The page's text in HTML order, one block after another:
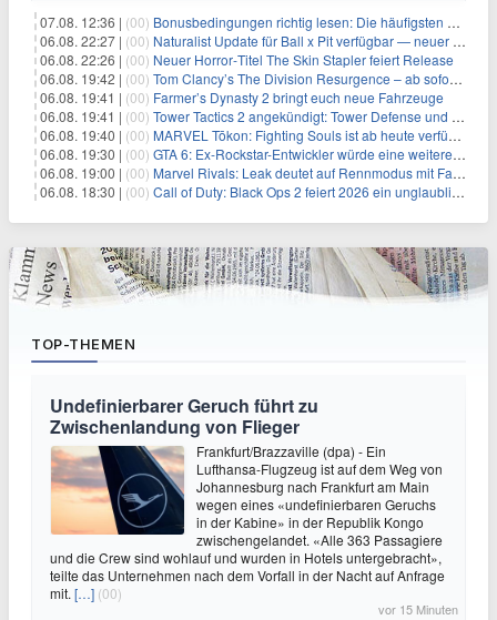
07.08. 12:36 | (00) Bonusbedingungen richtig lesen: Die häufigsten Stolperfallen
06.08. 22:27 | (00) Naturalist Update für Ball x Pit verfügbar — neuer Content auf allen Plattformen
06.08. 22:26 | (00) Neuer Horror‑Titel The Skin Stapler feiert Release
06.08. 19:42 | (00) Tom Clancy’s The Division Resurgence – ab sofort für euch verfügbar
06.08. 19:41 | (00) Farmer’s Dynasty 2 bringt euch neue Fahrzeuge
06.08. 19:41 | (00) Tower Tactics 2 angekündigt: Tower Defense und Deckbuilding Kombo kehrt zurück
06.08. 19:40 | (00) MARVEL Tōkon: Fighting Souls ist ab heute verfügbar
06.08. 19:30 | (00) GTA 6: Ex-Rockstar-Entwickler würde eine weitere Verschiebung nicht überraschen
06.08. 19:00 | (00) Marvel Rivals: Leak deutet auf Rennmodus mit Fahrzeugen hin
06.08. 18:30 | (00) Call of Duty: Black Ops 2 feiert 2026 ein unglaubliches Comeback
TOP-THEMEN
Undefinierbarer Geruch führt zu
Zwischenlandung von Flieger
Frankfurt/Brazzaville (dpa) - Ein
Lufthansa-Flugzeug ist auf dem Weg von
Johannesburg nach Frankfurt am Main
wegen eines «undefinierbaren Geruchs
in der Kabine» in der Republik Kongo
zwischengelandet. «Alle 363 Passagiere
und die Crew sind wohlauf und wurden in Hotels untergebracht»,
teilte das Unternehmen nach dem Vorfall in der Nacht auf Anfrage
mit. […] (00)
vor 15 Minuten